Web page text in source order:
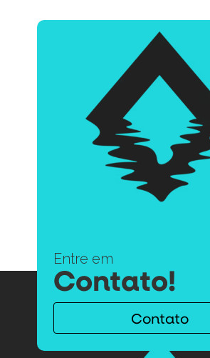
Entre em
Contato!
Contato